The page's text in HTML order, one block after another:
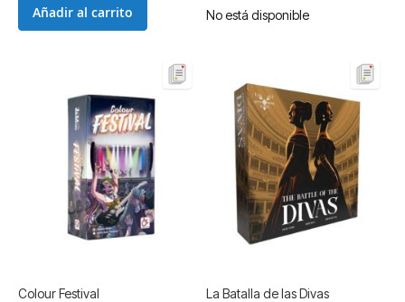
Añadir al carrito No está disponible
Colour Festival
La Batalla de las Divas